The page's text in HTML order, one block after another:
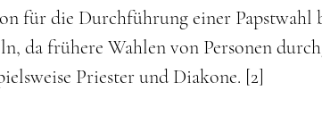
für die Durchführung einer Papstwahl
da frühere Wahlen von Personen
Priester und Diakone. [2]